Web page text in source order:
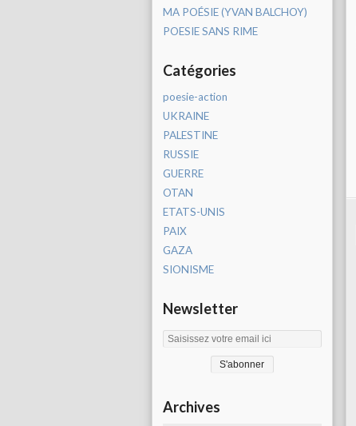
MA POÉSIE (YVAN BALCHOY)
POESIE SANS RIME
Catégories
poesie-action
UKRAINE
PALESTINE
RUSSIE
GUERRE
OTAN
ETATS-UNIS
PAIX
GAZA
SIONISME
Newsletter
Archives